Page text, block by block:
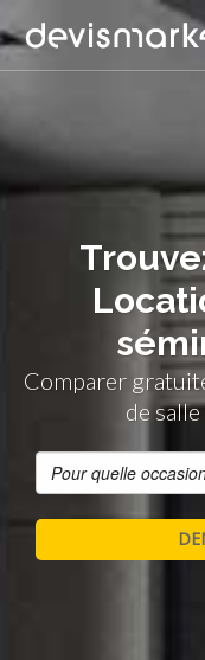
Comparer
de